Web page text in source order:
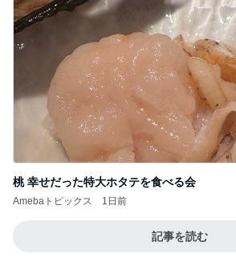
桃 幸せだった特大ホタテを食べる会
Amebaトピックス 1日前
記事を読む